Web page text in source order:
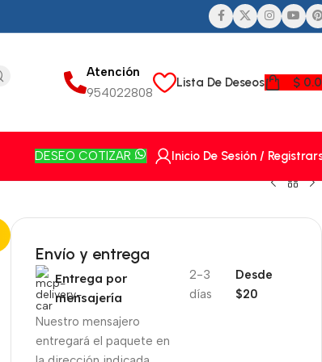
Atención
954022808
Lista De Deseos $
DESEO COTIZAR
Inicio De Sesión /
Envío y entrega
Entrega por
mensajería
Nuestro mensajero
entregará el paquete en
2-3
días
Desde
$20